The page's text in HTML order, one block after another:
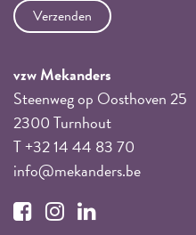
vzw Mekanders
Steenweg op Oosthoven 25
2300 Turnhout
T +32 14 44 83 70
info@mekanders.be